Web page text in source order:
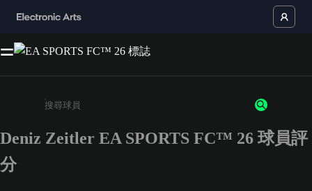
請輸入至少 3 個字元或數字
Deniz Zeitler EA SPORTS FC™ 26 球員評
分